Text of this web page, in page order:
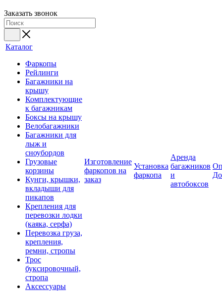
Заказать звонок
Каталог
Фаркопы
Рейлинги
Багажники на
крышу
Комплектующие
к багажникам
Боксы на крышу
Велобагажники
Багажники для
лыж и
сноубордов
Грузовые
корзины
Кунги, крышки,
вкладыши для
пикапов
Крепления для
перевозки лодки
(каяка, серфа)
Перевозка груза,
крепления,
ремни, стропы
Трос
буксировочный,
стропа
Аксессуары
Изготовление
фаркопов на
заказ
Установка
фаркопа
Аренда
багажников
и
автобоксов